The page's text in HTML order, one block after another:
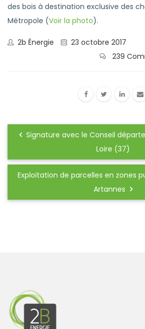
des bois à destination exclusive des
Métropole (Voir la photo).
2b Énergie 23 octobre 2017
239
Signature avec le Conseil
Loire (37)
Exploitation de parcelles en zones
Artannes